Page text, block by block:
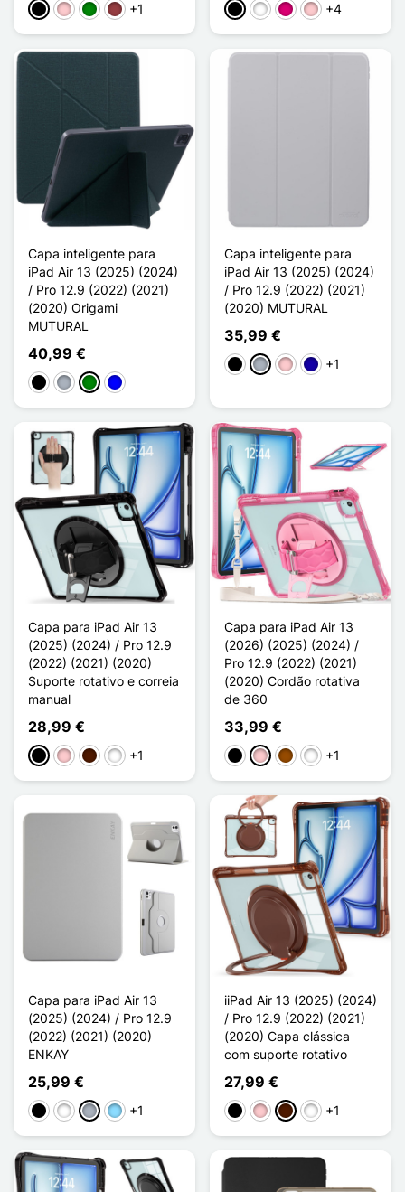
PretoRosaVerdeVermelho escuro
+1 PretoBrancoMagenta
Rosa+4
Capa inteligente para
iPad Air 13 (2025) (2024)
/ Pro 12.9 (2022) (2021)
(2020) Origami
MUTURAL
40,99 €
PretoCinzento
VerdeAzul
Capa inteligente para
iPad Air 13 (2025) (2024)
/ Pro 12.9 (2022) (2021)
(2020) MUTURAL
35,99 €
PretoCinzento
RosaAzul Escuro
+1
Capa para iPad Air 13
(2025) (2024) / Pro 12.9
(2022) (2021) (2020)
Suporte rotativo e correia
manual
28,99 €
PretoRosaCastanho escuro
Vert Clair
+1
Capa para iPad Air 13
(2026) (2025) (2024) /
Pro 12.9 (2022) (2021)
(2020) Cordão rotativa
de 360
33,99 €
PretoRosaCastanho
Vert Clair
+1
Capa para iPad Air 13
(2025) (2024) / Pro 12.9
(2022) (2021) (2020)
ENKAY
25,99 €
PretoBrancoCinzentoAzul Claro
+1
iiPad Air 13 (2025) (2024)
/ Pro 12.9 (2022) (2021)
(2020) Capa clássica
com suporte rotativo
27,99 €
PretoRosaCastanho escuro
Vert Clair
+1